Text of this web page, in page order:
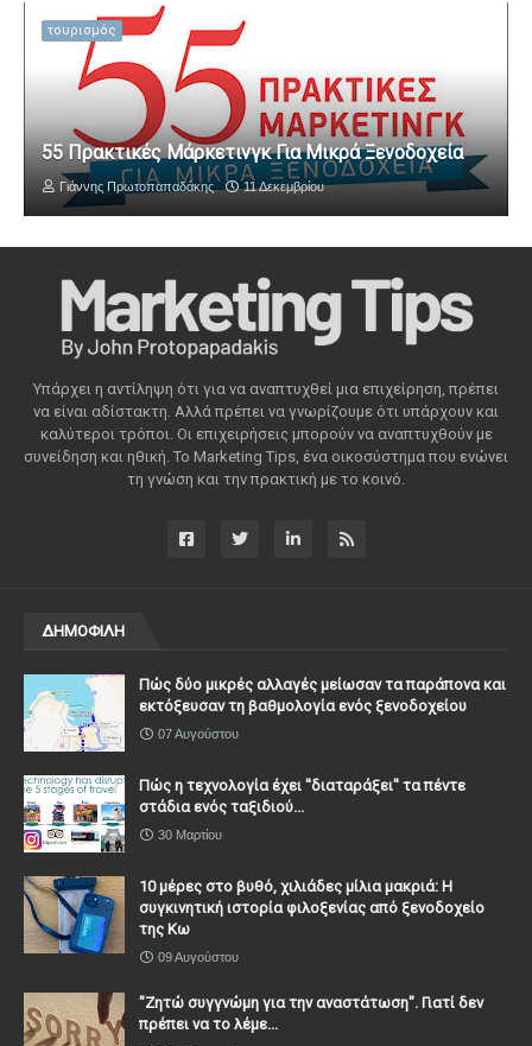
τουρισμός
55 Πρακτικές Μάρκετινγκ Για Μικρά Ξενοδοχεία
Γιάννης Πρωτοπαπαδάκης 11 Δεκεμβρίου
Υπάρχει η αντίληψη ότι για να αναπτυχθεί μια επιχείρηση, πρέπει
να είναι αδίστακτη. Αλλά πρέπει να γνωρίζουμε ότι υπάρχουν και
καλύτεροι τρόποι. Οι επιχειρήσεις μπορούν να αναπτυχθούν με
συνείδηση ​​και ηθική. Το Marketing Tips, ένα οικοσύστημα που ενώνει
τη γνώση και την πρακτική με το κοινό.
ΔΗΜΟΦΙΛΗ
Πώς δύο μικρές αλλαγές μείωσαν τα παράπονα και
εκτόξευσαν τη βαθμολογία ενός ξενοδοχείου
07 Αυγούστου
Πώς η τεχνολογία έχει ''διαταράξει'' τα πέντε
στάδια ενός ταξιδιού...
30 Μαρτίου
10 μέρες στο βυθό, χιλιάδες μίλια μακριά: Η
συγκινητική ιστορία φιλοξενίας από ξενοδοχείο
της Κω
09 Αυγούστου
"Ζητώ συγγνώμη για την αναστάτωση". Γιατί δεν
πρέπει να το λέμε...